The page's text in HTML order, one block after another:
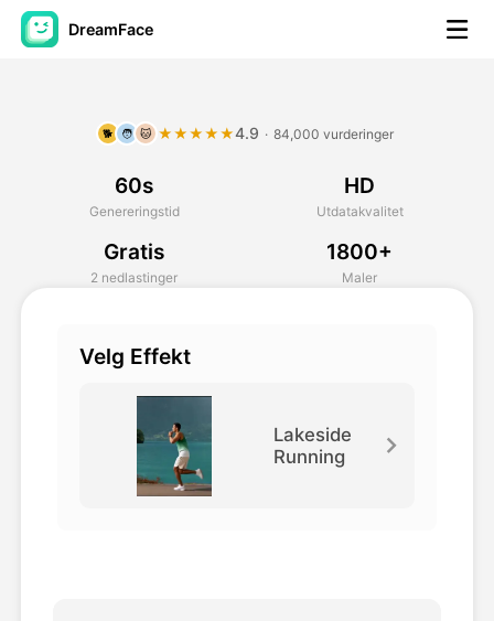
DreamFace
Avatar Video
AI Video
🐕 🧑 🐱 ★★★★★4.9 · 84,000 vurderinger
60s
Genereringstid
HD
Utdatakvalitet
Gratis
2 nedlastinger
1800+
Maler
Velg Effekt
Lakeside
Running